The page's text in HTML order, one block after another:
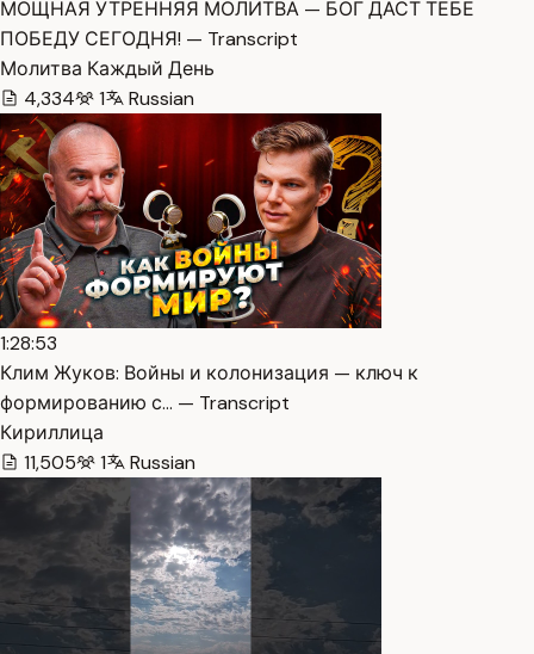
МОЩНАЯ УТРЕННЯЯ МОЛИТВА — БОГ ДАСТ ТЕБЕ
ПОБЕДУ СЕГОДНЯ! — Transcript
Молитва Каждый День
4,334
1 Russian
1:28:53
Клим Жуков: Войны и колонизация — ключ к
формированию с… — Transcript
Кириллица
11,505
1 Russian